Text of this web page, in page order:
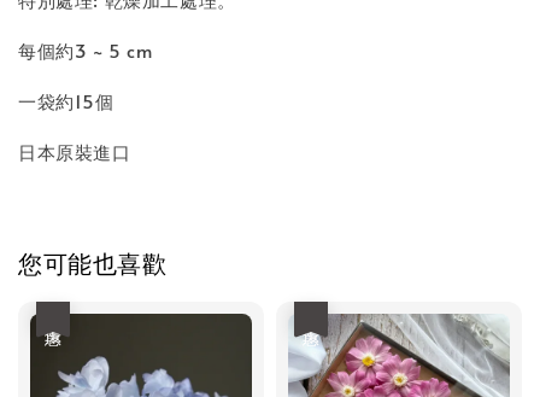
每個約3 ~ 5 cm
一袋約15個
日本原裝進口
您可能也喜歡